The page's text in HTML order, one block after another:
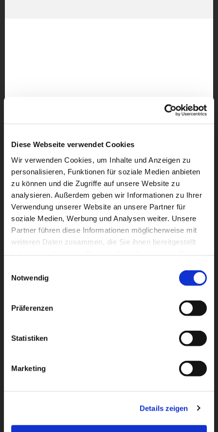
Diese Webseite verwendet Cookies
Wir verwenden Cookies, um Inhalte und Anzeigen zu
personalisieren, Funktionen für soziale Medien anbieten
zu können und die Zugriffe auf unsere Website zu
analysieren. Außerdem geben wir Informationen zu Ihrer
Verwendung unserer Website an unsere Partner für
soziale Medien, Werbung und Analysen weiter. Unsere
Partner führen diese Informationen möglicherweise mit
weiteren Daten zusammen, die Sie ihnen bereitgestellt
Notwendig
Präferenzen
Statistiken
Marketing
Details zeigen
Dies könnte Sie auch